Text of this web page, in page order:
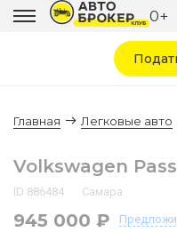
0+
Главная Легковые авто
Volkswagen
ID 886484 Самара
945 000 ₽